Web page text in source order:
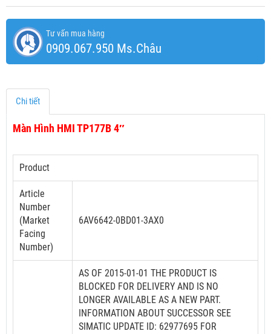
Tư vấn mua hàng
0909.067.950 Ms.Châu
Chi tiết
Màn Hình HMI TP177B 4″
Product
Article
Number
(Market
Facing
Number)
6AV6642-0BD01-3AX0
AS OF 2015-01-01 THE PRODUCT IS
BLOCKED FOR DELIVERY AND IS NO
LONGER AVAILABLE AS A NEW PART.
INFORMATION ABOUT SUCCESSOR SEE
SIMATIC UPDATE ID: 62977695 FOR